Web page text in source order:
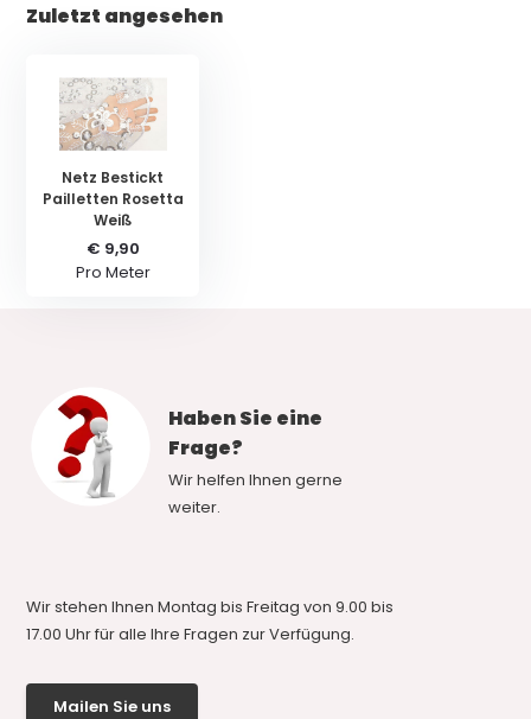
Zuletzt angesehen
Netz Bestickt
Pailletten Rosetta
Weiß
€ 9,90
Pro Meter
Haben Sie eine
Frage?
Wir helfen Ihnen gerne
weiter.
Wir stehen Ihnen Montag bis Freitag von 9.00 bis
17.00 Uhr für alle Ihre Fragen zur Verfügung.
Mailen Sie uns